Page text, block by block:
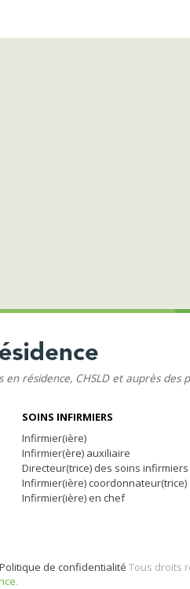
résidence, CHSLD et auprès des
SOINS INFIRMIERS
Infirmier(ière)
Infirmier(ère) auxiliaire
Directeur(trice) des soins infirmiers
Infirmier(ière) coordonnateur(trice)
Infirmier(ière) en chef
Politique de confidentialité Tous droits
.